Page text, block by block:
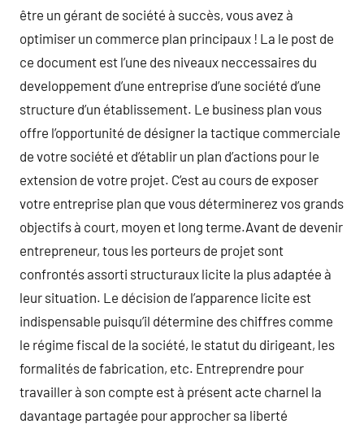
être un gérant de société à succès, vous avez à
optimiser un commerce plan principaux ! La le post de
ce document est l’une des niveaux neccessaires du
developpement d’une entreprise d’une société d’une
structure d’un établissement. Le business plan vous
offre l’opportunité de désigner la tactique commerciale
de votre société et d’établir un plan d’actions pour le
extension de votre projet. C’est au cours de exposer
votre entreprise plan que vous déterminerez vos grands
objectifs à court, moyen et long terme.Avant de devenir
entrepreneur, tous les porteurs de projet sont
confrontés assorti structuraux licite la plus adaptée à
leur situation. Le décision de l’apparence licite est
indispensable puisqu’il détermine des chiffres comme
le régime fiscal de la société, le statut du dirigeant, les
formalités de fabrication, etc. Entreprendre pour
travailler à son compte est à présent acte charnel la
davantage partagée pour approcher sa liberté